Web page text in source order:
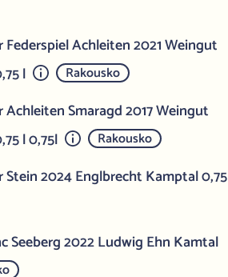
Achleiten 2021 Weingut
l
Rakousko
Smaragd 2017 Weingut
l 0,75l
Rakousko
Stein 2024 Englbrecht Kamptal 0,75
Seeberg 2022 Ludwig Ehn Kamtal